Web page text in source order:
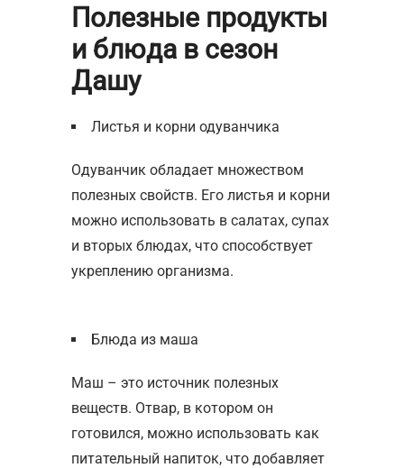
Полезные продукты
и блюда в сезон
Дашу
Листья и корни одуванчика
Одуванчик обладает множеством
полезных свойств. Его листья и корни
можно использовать в салатах, супах
и вторых блюдах, что способствует
укреплению организма.
Блюда из маша
Маш – это источник полезных
веществ. Отвар, в котором он
готовился, можно использовать как
питательный напиток, что добавляет